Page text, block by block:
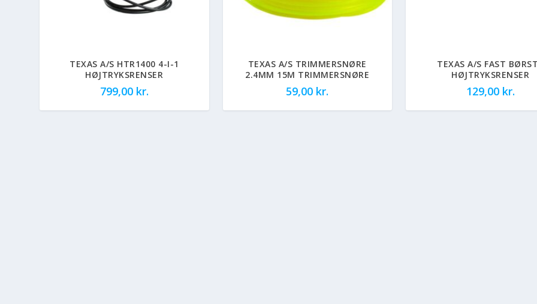
TEXAS A/S HTR1400 4-I-1
HØJTRYKSRENSER
799,00 kr.
TEXAS A/S TRIMMERSNØRE
2.4MM 15M TRIMMERSNØRE
59,00 kr.
TEXAS A/S FAST
HØJTRYKSRENSER
129,00 kr.